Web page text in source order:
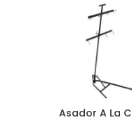
Asador A La